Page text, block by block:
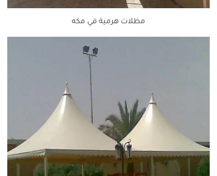
مظلات هرمية في مكه